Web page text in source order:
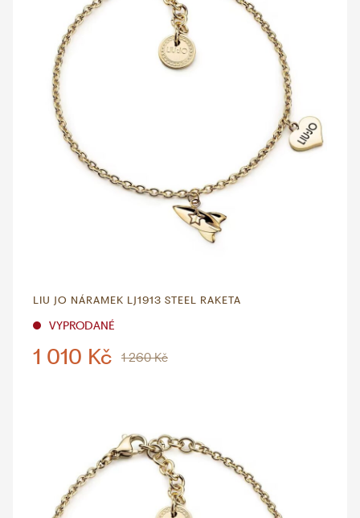
LIU JO NÁRAMEK LJ1913 STEEL RAKETA
VYPRODANÉ
1 010 Kč 1 260 Kč